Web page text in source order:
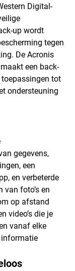
Digital-
up wordt
tegen
De Acronis
een back-
tot
ondersteuning
gegevens,
een
en verbeterde
van foto’s en
op afstand
video’s die je
vanaf elke
informatie